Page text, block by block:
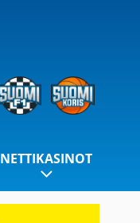
NETTIKASINOT